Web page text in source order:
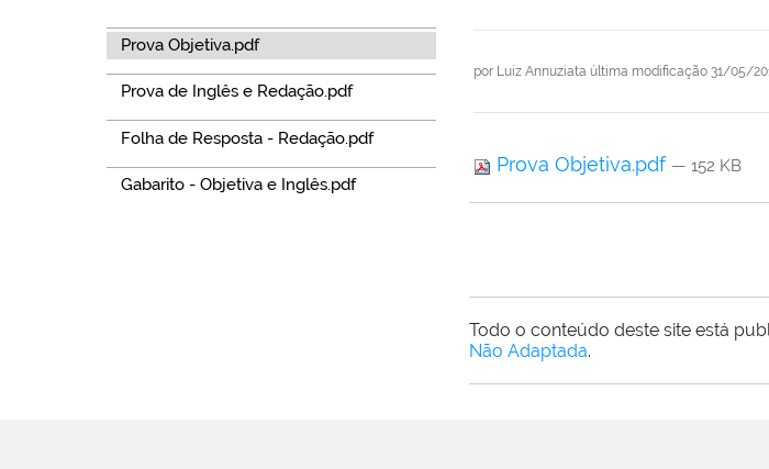
Prova Objetiva.pdf
Prova de Inglês e Redação.pdf
Folha de Resposta - Redação.pdf
Gabarito - Objetiva e Inglês.pdf
por Luiz Annuziata última modificação 31/05/
Prova Objetiva.pdf — 152 KB
Todo o conteúdo deste site está
Não Adaptada.